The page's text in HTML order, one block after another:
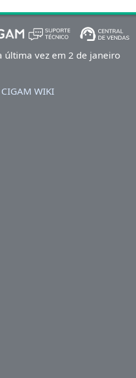
última vez em 2 de janeiro
WIKI